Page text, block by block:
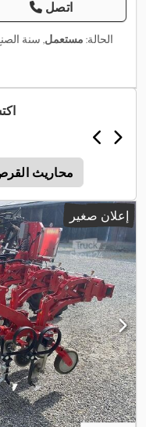
اتصل
الحالة: مستعمل, سنة
محاريث
إعلان صغير